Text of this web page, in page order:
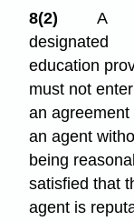
8(2)
A
designated
education
must not
an agreement
an agent
being
satisfied that
agent is